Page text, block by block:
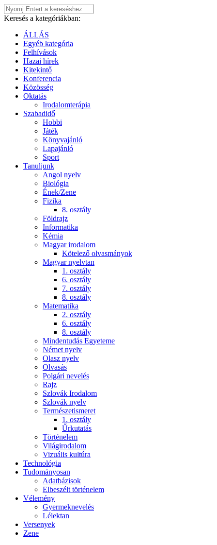
Keresés a kategóriákban:
ÁLLÁS
Egyéb kategória
Felhívások
Hazai hírek
Kitekintő
Konferencia
Közösség
Oktatás
Irodalomterápia
Szabadidő
Hobbi
Játék
Könyvajánló
Lapajánló
Sport
Tanuljunk
Angol nyelv
Biológia
Ének/Zene
Fizika
8. osztály
Földrajz
Informatika
Kémia
Magyar irodalom
Kötelező olvasmányok
Magyar nyelvtan
1. osztály
6. osztály
7. osztály
8. osztály
Matematika
2. osztály
6. osztály
8. osztály
Mindentudás Egyeteme
Német nyelv
Olasz nyelv
Olvasás
Polgári nevelés
Rajz
Szlovák Irodalom
Szlovák nyelv
Természetismeret
1. osztály
Űrkutatás
Történelem
Világirodalom
Vizuális kultúra
Technológia
Tudományosan
Adatbázisok
Elbeszélt történelem
Vélemény
Gyermeknevelés
Lélektan
Versenyek
Zene